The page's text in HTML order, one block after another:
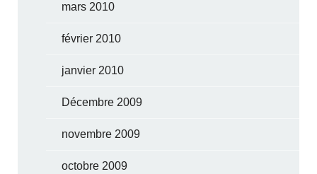
mars 2010
février 2010
janvier 2010
Décembre 2009
novembre 2009
octobre 2009